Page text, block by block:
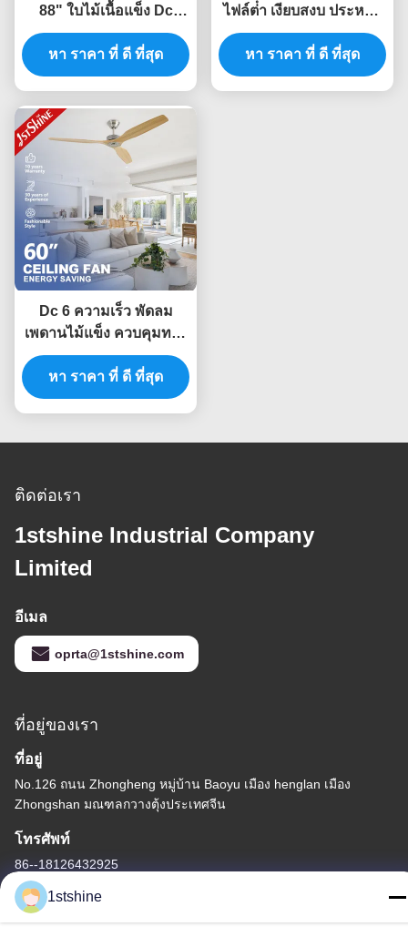
88" ใบไม้เนื้อแข็ง Dc
มอเตอร์พัดลมประหยัด
พลังงานสำหรับสำนักงาน
หา ราคา ที่ ดี ที่สุด
ไฟล์ต่ํา เงียบสงบ ประหยัด
พลังงาน Dc มอเตอร์
Flush Mount 52 นิ้ว
หา ราคา ที่ ดี ที่สุด
Dc 6 ความเร็ว พัดลม
เพดานไม้แข็ง ควบคุมทาง
ไกลตกแต่งภายใน
หา ราคา ที่ ดี ที่สุด
ติดต่อเรา
1stshine Industrial Company
Limited
อีเมล
oprta@1stshine.com
ที่อยู่ของเรา
ที่อยู่
No.126 ถนน Zhongheng หมู่บ้าน Baoyu เมือง henglan เมือง
Zhongshan มณฑลกวางตุ้งประเทศจีน
โทรศัพท์
86--18126432925
1stshine